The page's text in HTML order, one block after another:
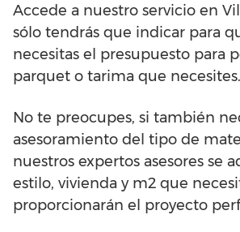
Accede a nuestro servicio en
sólo tendrás que indicar para
necesitas el presupuesto para
parquet o tarima que necesites.
No te preocupes, si también
asesoramiento del tipo de
nuestros expertos asesores se
estilo, vivienda y m2 que
proporcionarán el proyecto